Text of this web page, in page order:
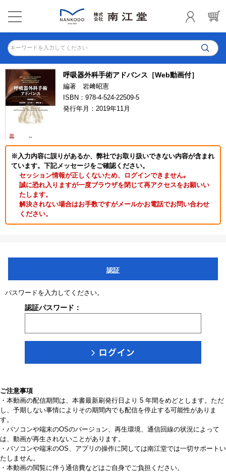
キーワードを入力してください
呼吸器外科手術アドバンス［Web動画付］
編著 岩﨑昭憲
ISBN：978-4-524-22509-5
発行年月：2019年11月
※入力内容に誤りがあるか、弊社でお取り扱いできない内容が含まれ
ています。下記メッセージをご確認ください。
セッション情報が正しくないため、ログインできません｡
誠に恐れ入りますが一度ブラウザを閉じて再アクセスをお願いい
たします。
解決されない場合はお手数ですがメールかお電話でお問い合わせ
ください。
認証
パスワードを入力してください。
認証パスワード：
ご注意事項
・本動画の配信期間は、本書最新刷発行日より 5 年間をめどとします。ただ
し、予期しない事情によりその期間内でも配信を停止する可能性がありま
す。
・パソコンや端末のOSのバージョン、再生環境、通信回線の状況によって
は、動画が再生されないことがあります。
・パソコンや端末のOS、アプリの操作に関しては南江堂では一切サポートい
たしません。
・本動画の閲覧に伴う通信費などはご自身でご負担ください。